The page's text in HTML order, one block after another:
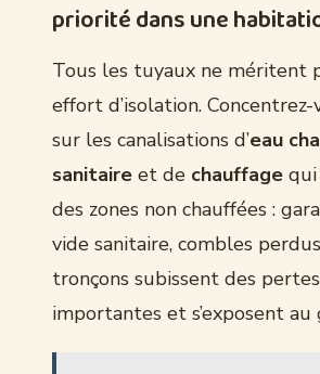
priorité dans une
Tous les tuyaux ne méritent
effort d’isolation. Concentrez-
sur les canalisations d’eau
sanitaire et de chauffage
des zones non chauffées :
vide sanitaire, combles
tronçons subissent des
importantes et s’exposent au